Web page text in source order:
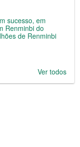
sucesso, em
Renminbi do
de Renminbi
Ver todos